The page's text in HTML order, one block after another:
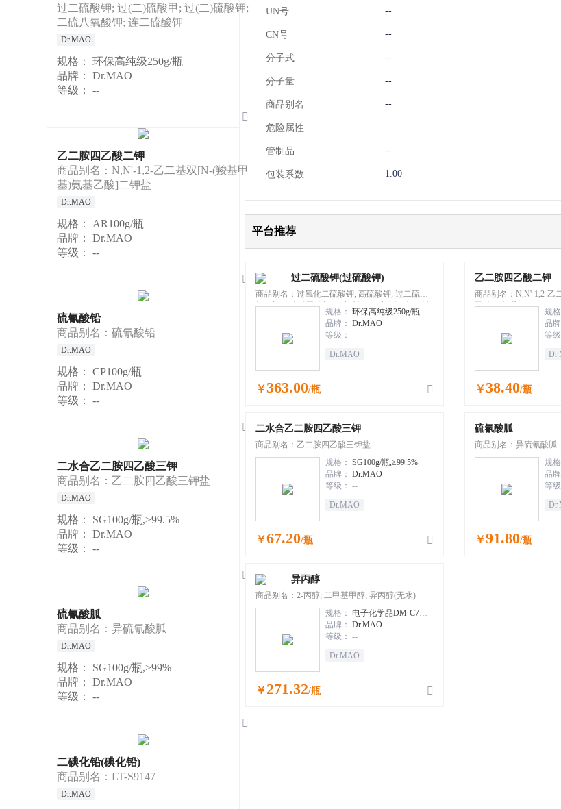
过二硫酸钾; 过(二)硫酸甲; 过(二)硫酸钾;
二硫八氧酸钾; 连二硫酸钾
Dr.MAO
规格：
环保高纯级250g/瓶
品牌：
Dr.MAO
等级：
--

乙二胺四乙酸二钾
商品别名：N,N'-1,2-乙二基双[N-(羧基甲
基)氨基乙酸]二钾盐
Dr.MAO
规格：
AR100g/瓶
品牌：
Dr.MAO
等级：
--

硫氰酸铅
商品别名：硫氰酸铅
Dr.MAO
规格：
CP100g/瓶
品牌：
Dr.MAO
等级：
--

二水合乙二胺四乙酸三钾
商品别名：乙二胺四乙酸三钾盐
Dr.MAO
规格：
SG100g/瓶,≥99.5%
品牌：
Dr.MAO
等级：
--

硫氰酸胍
商品别名：异硫氰酸胍
Dr.MAO
规格：
SG100g/瓶,≥99%
品牌：
Dr.MAO
等级：
--

二碘化铅(碘化铅)
商品别名：LT-S9147
Dr.MAO
UN号 --
CN号 --
分子式 --
分子量 --
商品别名 --
危险属性
管制品 --
包装系数 1.00
平台推荐
过二硫酸钾(过硫酸钾)
商品别名：过氧化二硫酸钾; 高硫酸钾; 过二硫酸
钾; 过(二)硫酸甲; 过(二)硫酸钾; 二硫八氧酸钾; 连
规格： 环保高纯级250g/瓶
品牌： Dr.MAO
等级： --
Dr.MAO
￥363.00/瓶 
乙二胺四乙酸二钾
商品别名：N,N'-1,2-乙
乙酸]二钾盐
规格
品牌
等级
￥38.40/瓶
二水合乙二胺四乙酸三钾
商品别名：乙二胺四乙酸三钾盐
规格： SG100g/瓶,≥99.5%
品牌： Dr.MAO
等级： --
Dr.MAO
￥67.20/瓶 
硫氰酸胍
商品别名：异硫氰酸胍
规格
品牌
等级
￥91.80/瓶
异丙醇
商品别名：2-丙醇; 二甲基甲醇; 异丙醇(无水)
规格：
电子化学品DM-C7 4L/瓶
品牌： Dr.MAO
等级： --
Dr.MAO
￥271.32/瓶 